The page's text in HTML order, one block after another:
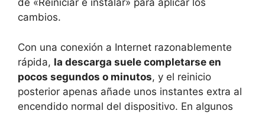
de «Reiniciar e instalar» para aplicar los
cambios.
Con una conexión a Internet razonablemente
rápida, la descarga suele completarse en
pocos segundos o minutos, y el reinicio
posterior apenas añade unos instantes extra al
encendido normal del dispositivo. En algunos